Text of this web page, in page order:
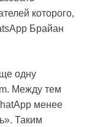
которого,
Брайан
одну
Между тем
менее
Таким